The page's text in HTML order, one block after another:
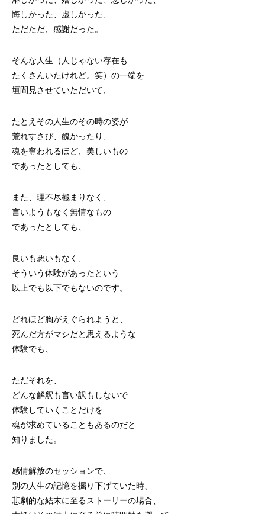
悔しかった、虚しかった、
ただただ、感謝だった。
そんな人生（人じゃない存在も
たくさんいたけれど。笑）の一端を
垣間見させていただいて、
たとえその人生のその時の姿が
荒れすさび、醜かったり、
魂を奪われるほど、美しいもの
であったとしても、
また、理不尽極まりなく、
言いようもなく無情なもの
であったとしても、
良いも悪いもなく、
そういう体験があったという
以上でも以下でもないのです。
どれほど胸がえぐられようと、
死んだ方がマシだと思えるような
体験でも、
ただそれを、
どんな解釈も言い訳もしないで
体験していくことだけを
魂が求めていることもあるのだと
知りました。
感情解放のセッションで、
別の人生の記憶を掘り下げていた時、
悲劇的な結末に至るストーリーの場合、